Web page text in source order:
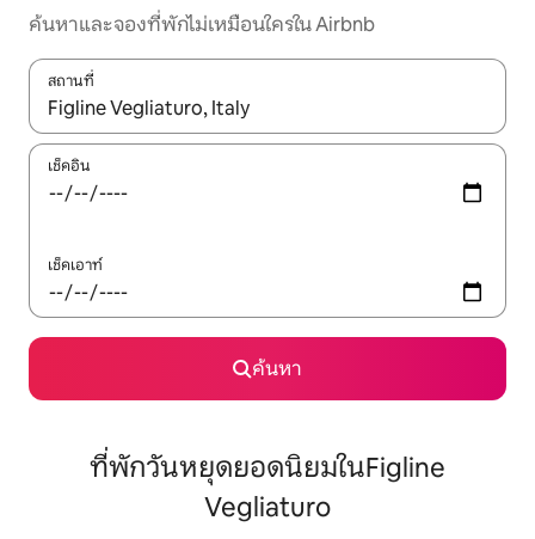
ค้นหาและจองที่พักไม่เหมือนใครใน Airbnb
สถานที่
ใช้ลูกศรขึ้นลง หรือใช้การสัมผัสหรือปัด เพื่อสำรวจผลการค้นหา
เช็คอิน
เช็คเอาท์
ค้นหา
ที่พักวันหยุดยอดนิยมในFigline
Vegliaturo